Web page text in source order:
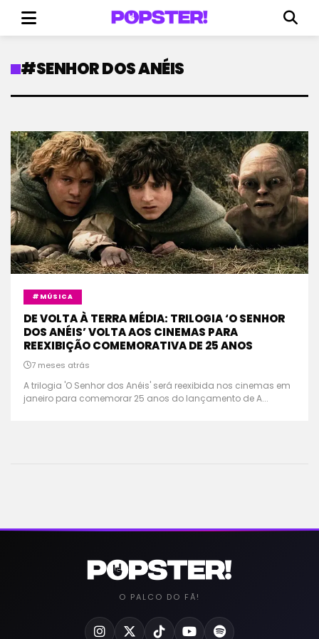
#SENHOR DOS ANÉIS
#MÚSICA
DE VOLTA À TERRA MÉDIA: TRILOGIA ‘O SENHOR
DOS ANÉIS’ VOLTA AOS CINEMAS PARA
REEXIBIÇÃO COMEMORATIVA DE 25 ANOS
7 meses atrás
A trilogia 'O Senhor dos Anéis' será reexibida nos cinemas em
janeiro para comemorar 25 anos do lançamento de A...
O PALCO DO FÃ!